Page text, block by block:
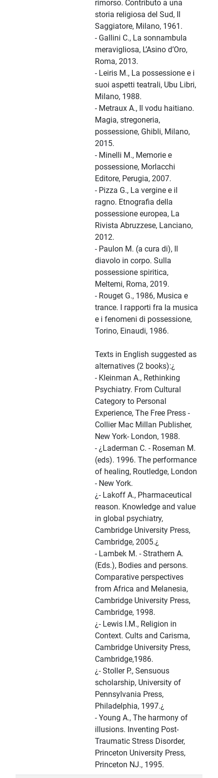
rimorso. Contributo a una
storia religiosa del Sud, Il
Saggiatore, Milano, 1961.
- Gallini C., La sonnambula
meravigliosa, L’Asino d’Oro,
Roma, 2013.
- Leiris M., La possessione e i
suoi aspetti teatrali, Ubu Libri,
Milano, 1988.
- Metraux A., Il vodu haitiano.
Magia, stregoneria,
possessione, Ghibli, Milano,
2015.
- Minelli M., Memorie e
possessione, Morlacchi
Editore, Perugia, 2007.
- Pizza G., La vergine e il
ragno. Etnografia della
possessione europea, La
Rivista Abruzzese, Lanciano,
2012.
- Paulon M. (a cura di), Il
diavolo in corpo. Sulla
possessione spiritica,
Meltemi, Roma, 2019.
- Rouget G., 1986, Musica e
trance. I rapporti fra la musica
e i fenomeni di possessione,
Torino, Einaudi, 1986.
Texts in English suggested as
alternatives (2 books):¿
- Kleinman A., Rethinking
Psychiatry. From Cultural
Category to Personal
Experience, The Free Press -
Collier Mac Millan Publisher,
New York- London, 1988.
- ¿Laderman C. - Roseman M.
(eds). 1996. The performance
of healing, Routledge, London
- New York.
¿- Lakoff A., Pharmaceutical
reason. Knowledge and value
in global psychiatry,
Cambridge University Press,
Cambridge, 2005.¿
- Lambek M. - Strathern A.
(Eds.), Bodies and persons.
Comparative perspectives
from Africa and Melanesia,
Cambridge University Press,
Cambridge, 1998.
¿- Lewis I.M., Religion in
Context. Cults and Carisma,
Cambridge University Press,
Cambridge,1986.
¿- Stoller P., Sensuous
scholarship, University of
Pennsylvania Press,
Philadelphia, 1997.¿
- Young A., The harmony of
illusions. Inventing Post-
Traumatic Stress Disorder,
Princeton University Press,
Princeton NJ., 1995.